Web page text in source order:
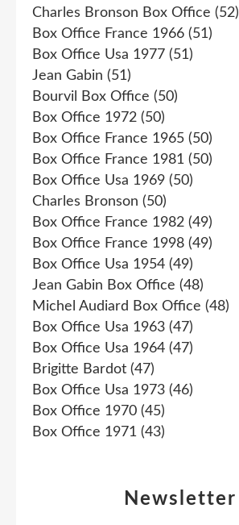
Newsletter
Charles Bronson Box Office (52)
Box Office France 1966 (51)
Box Office Usa 1977 (51)
Jean Gabin (51)
Bourvil Box Office (50)
Box Office 1972 (50)
Box Office France 1965 (50)
Box Office France 1981 (50)
Box Office Usa 1969 (50)
Charles Bronson (50)
Box Office France 1982 (49)
Box Office France 1998 (49)
Box Office Usa 1954 (49)
Jean Gabin Box Office (48)
Michel Audiard Box Office (48)
Box Office Usa 1963 (47)
Box Office Usa 1964 (47)
Brigitte Bardot (47)
Box Office Usa 1973 (46)
Box Office 1970 (45)
Box Office 1971 (43)